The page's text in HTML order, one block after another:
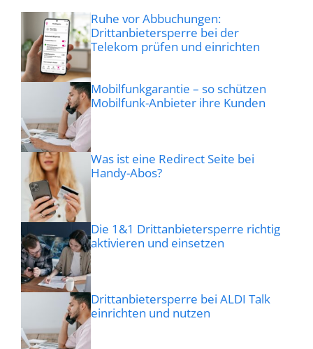
Ruhe vor Abbuchungen:
Drittanbietersperre bei der
Telekom prüfen und einrichten
Mobilfunkgarantie – so schützen
Mobilfunk-Anbieter ihre Kunden
Was ist eine Redirect Seite bei
Handy-Abos?
Die 1&1 Drittanbietersperre richtig
aktivieren und einsetzen
Drittanbietersperre bei ALDI Talk
einrichten und nutzen